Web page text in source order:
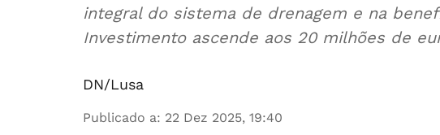
integral do sistema de drenagem e na
Investimento ascende aos 20 milhões de
DN/Lusa
Publicado a: 22 Dez 2025, 19:40